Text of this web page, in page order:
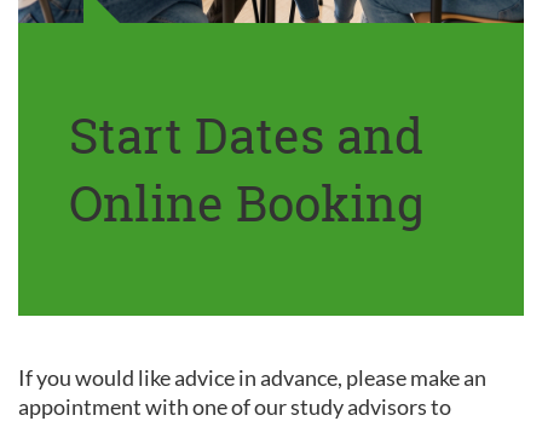
Start Dates and
Online Booking
If you would like advice in advance, please make an
appointment with one of our study advisors to